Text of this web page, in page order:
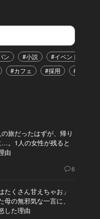
ン #小説 #イベント
#カフェ #採用 #恋愛
旅だったはずが、帰り
…。1人の女性が残ると
由
6
たくさん甘えちゃお」
母の無邪気な一言に、
した理由